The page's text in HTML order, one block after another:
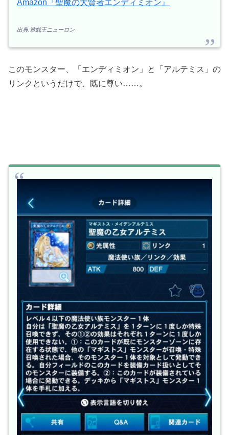
Amazon『聖魔の大賢者エンディミオン』
出典:遊戯王ニューロン
このモンスター、「エンディミオン」と「アルテミス」の
リンクというだけで、既に尊い……。